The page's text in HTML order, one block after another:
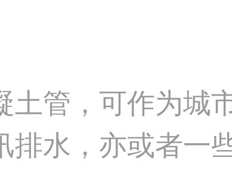
土管，可作为城
排水，亦或者一